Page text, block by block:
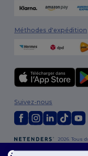
Méthodes d'expédition
2026. Tous
Conditions Générales|
Suivez-nous